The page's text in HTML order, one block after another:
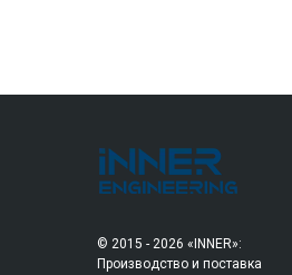
© 2015 - 2026 «INNER»:
Производство и поставка